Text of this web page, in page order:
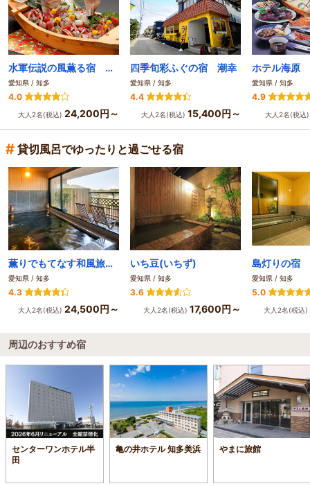
水軍伝説の風薫る宿 花乃丸
愛知県 / 知多
4.0
大人2名(税込) 24,200円～
四季旬彩ふぐの宿 潮幸
愛知県 / 知多
4.4
大人2名(税込) 15,400円～
ホテル海原
愛知県 / 知多
4.9
大人2名(税込
# 貸切風呂でゆったりと過ごせる宿
薫りでもてなす和風旅苑 源氏香
愛知県 / 知多
4.3
大人2名(税込) 24,500円～
いち豆(いちず)
愛知県 / 知多
3.6
大人2名(税込) 17,600円～
島灯りの宿
愛知県 / 知多
5.0
大人2名(税込)
周辺のおすすめ宿
センターワンホテル半
田
亀の井ホテル 知多美浜 やまに旅館